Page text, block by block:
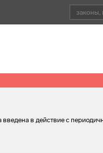
в действие с